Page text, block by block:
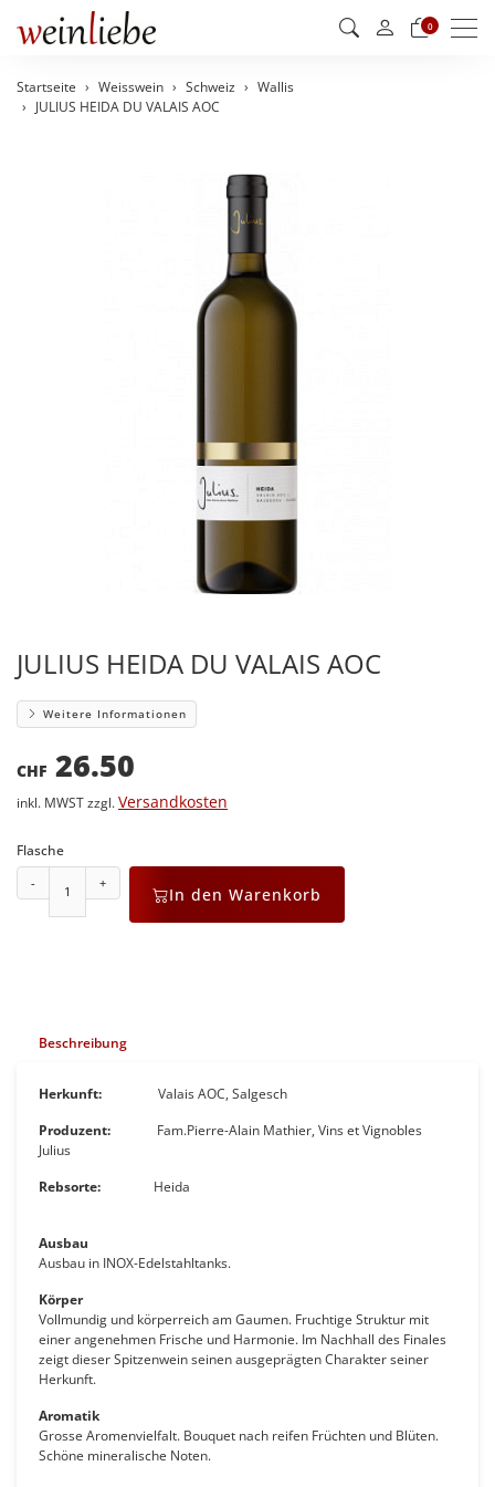
0
Startseite Weisswein Schweiz
Wallis
JULIUS HEIDA DU VALAIS AOC
JULIUS HEIDA DU VALAIS AOC
Weitere Informationen
CHF 26.50
inkl. MWST zzgl.Versandkosten
Flasche
- +
In den Warenkorb
Beschreibung
Herkunft: Valais AOC, Salgesch
Produzent: Fam.Pierre-Alain Mathier, Vins et Vignobles
Julius
Rebsorte: Heida
Ausbau
Ausbau in INOX-Edelstahltanks.
Körper
Vollmundig und körperreich am Gaumen. Fruchtige Struktur mit
einer angenehmen Frische und Harmonie. Im Nachhall des Finales
zeigt dieser Spitzenwein seinen ausgeprägten Charakter seiner
Herkunft.
Aromatik
Grosse Aromenvielfalt. Bouquet nach reifen Früchten und Blüten.
Schöne mineralische Noten.